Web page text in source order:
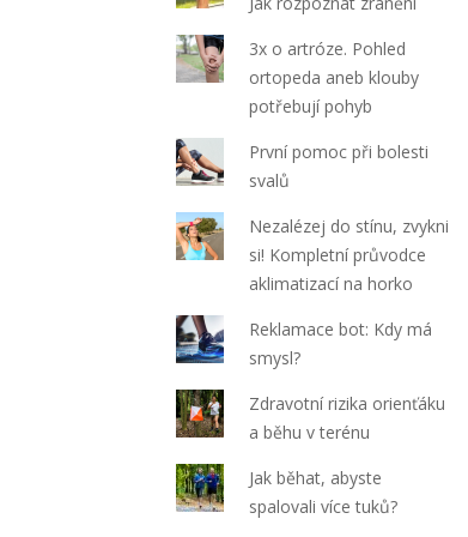
3x o artróze. Pohled
ortopeda aneb klouby
potřebují pohyb
První pomoc při bolesti
svalů
Nezalézej do stínu, zvykni
si! Kompletní průvodce
aklimatizací na horko
Reklamace bot: Kdy má
smysl?
Zdravotní rizika orienťáku
a běhu v terénu
Jak běhat, abyste
spalovali více tuků?